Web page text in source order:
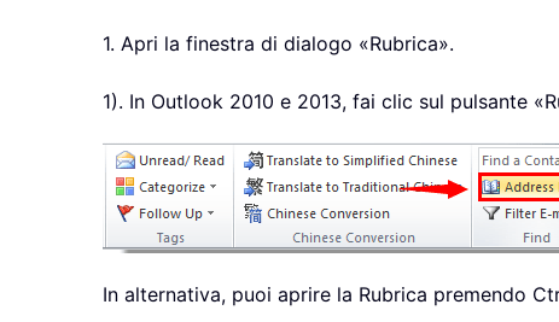
1. Apri la finestra di dialogo «Rubrica».
1). In Outlook 2010 e 2013, fai clic sul pulsante
In alternativa, puoi aprire la Rubrica premendo